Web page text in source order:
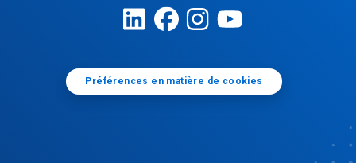
Préférences en matière de cookies